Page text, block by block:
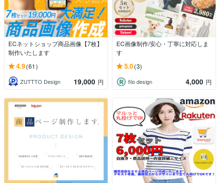
ECネットショップ商品画像【7枚】
制作いたします
4.9(61)
ZUTTTO Design 19,000 円
EC画像制作/安心・丁寧に対応しま
す
5.0(3)
filo design 4,000 円